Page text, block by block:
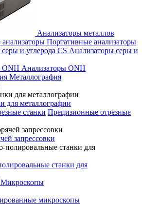
Анализаторы металлов
Портативные анализаторы
Анализаторы серы и
Анализаторы ONH
Металлография
для металлографии
станки Прецизионные отрезные
запрессовки
станки для
Микроскопы